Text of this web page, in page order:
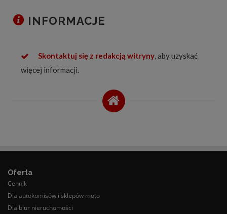
INFORMACJE
Skontaktuj się z redakcją witryny, aby uzyskać
więcej informacji.
Oferta
Cennik
Dla autokomisów i sklepów moto
Dla biur nieruchomości